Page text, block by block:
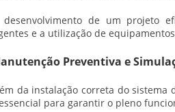
desenvolvimento de um projeto
e a utilização de
Preventiva e
da instalação correta dosistema
para garantir o pleno